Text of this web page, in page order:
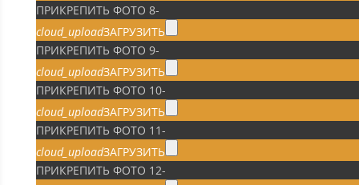
ПРИКРЕПИТЬ ФОТО 8-
cloud_uploadЗАГРУЗИТЬ
ПРИКРЕПИТЬ ФОТО 9-
cloud_uploadЗАГРУЗИТЬ
ПРИКРЕПИТЬ ФОТО 10-
cloud_uploadЗАГРУЗИТЬ
ПРИКРЕПИТЬ ФОТО 11-
cloud_uploadЗАГРУЗИТЬ
ПРИКРЕПИТЬ ФОТО 12-